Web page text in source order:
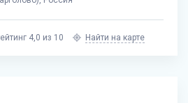
4,0 из 10 Найти на карте